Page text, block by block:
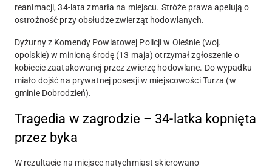
reanimacji, 34-lata zmarła na miejscu. Stróże prawa apelują o
ostrożność przy obsłudze zwierząt hodowlanych.
Dyżurny z Komendy Powiatowej Policji w Oleśnie (woj.
opolskie) w minioną środę (13 maja) otrzymał zgłoszenie o
kobiecie zaatakowanej przez zwierzę hodowlane. Do wypadku
miało dojść na prywatnej posesji w miejscowości Turza (w
gminie Dobrodzień).
Tragedia w zagrodzie – 34-latka kopnięta
przez byka
W rezultacie na miejsce natychmiast skierowano